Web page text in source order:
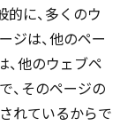
に、多くのウ
ジは、他のペー
、他のウェブペ
、そのページの
れているからで